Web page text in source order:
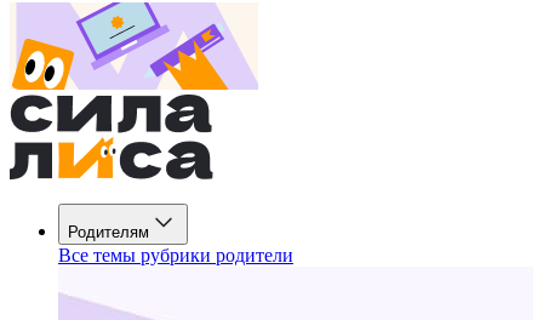
Родителям
Все темы рубрики родители